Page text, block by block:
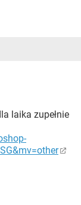
laika zupełnie